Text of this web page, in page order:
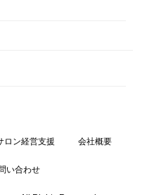
ロン経営支援 会社概要
い合わせ